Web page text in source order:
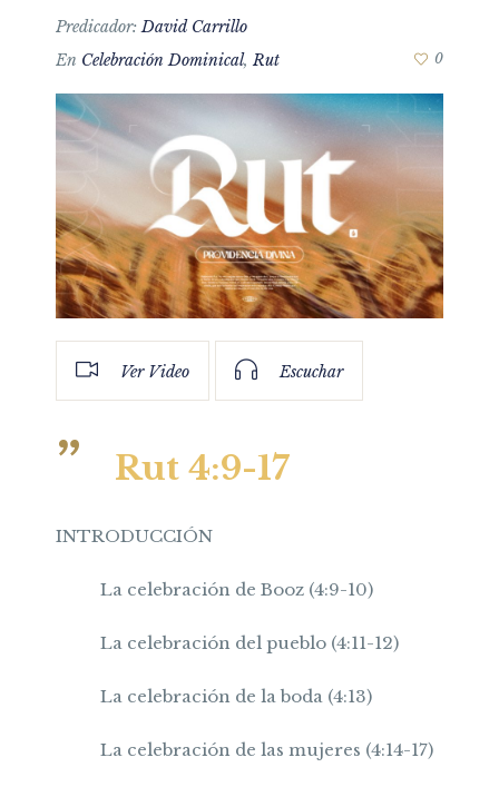
Predicador:David Carrillo
En Celebración Dominical,Rut 0
Ver Video Escuchar
Rut 4:9-17
INTRODUCCIÓN
La celebración de Booz (4:9-10)
La celebración del pueblo (4:11-12)
La celebración de la boda (4:13)
La celebración de las mujeres (4:14-17)